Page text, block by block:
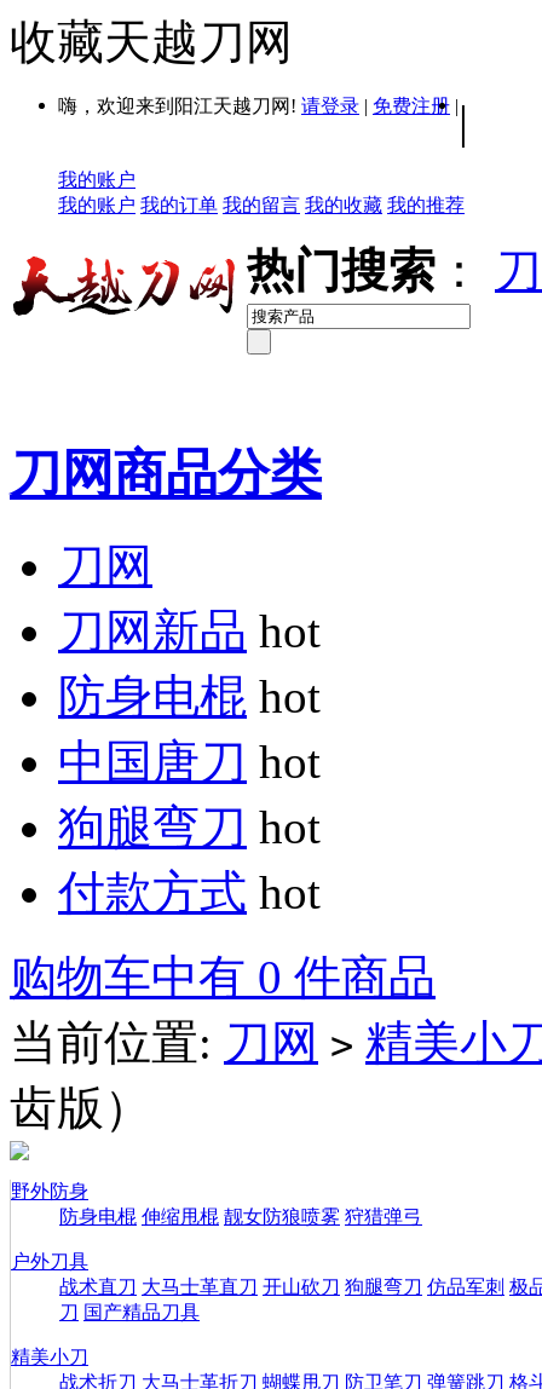
收藏天越刀网
嗨，欢迎来到阳江天越刀网! 请登录 | 免费注册 | |
我的账户
我的账户 我的订单 我的留言 我的收藏 我的推荐
热门搜索 ：
刀网商品分类
刀网
刀网新品 hot
防身电棍 hot
中国唐刀 hot
狗腿弯刀 hot
付款方式 hot
购物车中有 0 件商品
当前位置: 刀网 > 精美小
齿版）
野外防身
防身电棍 伸缩甩棍 靓女防狼喷雾 狩猎弹弓
户外刀具
战术直刀 大马士革直刀 开山砍刀 狗腿弯刀 仿品军刺 极
刀 国产精品刀具
精美小刀
战术折刀 大马士革折刀 蝴蝶甩刀 防卫笔刀 弹簧跳刀 格